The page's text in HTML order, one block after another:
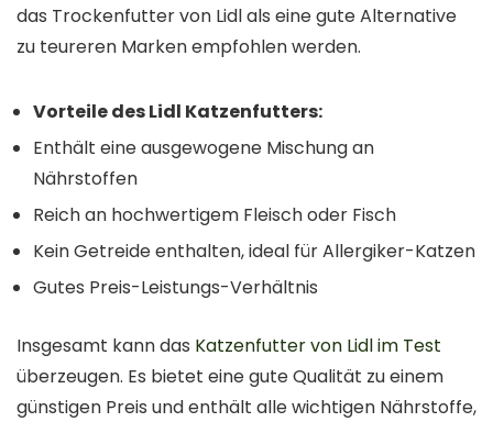
das Trockenfutter von Lidl als eine gute Alternative
zu teureren Marken empfohlen werden.
Vorteile des Lidl Katzenfutters:
Enthält eine ausgewogene Mischung an
Nährstoffen
Reich an hochwertigem Fleisch oder Fisch
Kein Getreide enthalten, ideal für Allergiker-Katzen
Gutes Preis-Leistungs-Verhältnis
Insgesamt kann das Katzenfutter von Lidl im Test
überzeugen. Es bietet eine gute Qualität zu einem
günstigen Preis und enthält alle wichtigen Nährstoffe,